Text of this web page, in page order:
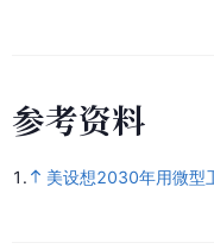
参考资料
1. 美设想2030年用微型